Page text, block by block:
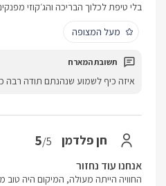
בלי טיפת לכלוך הבריכה והג׳קוזי
מעל המצופה
איזה כיף לשמוע שנהנתם תודה רבה
חן פלדמן 5/5
אנחנו עוד נחזור
החוויה הייתה מעולה, המיקום היה טוב